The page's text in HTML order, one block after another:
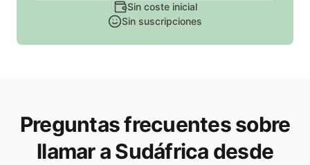
Sin coste inicial
Sin suscripciones
Preguntas frecuentes sobre
llamar a Sudáfrica desde